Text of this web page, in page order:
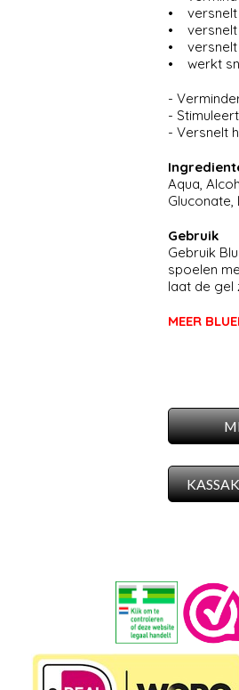
• versnelt
• versnelt
• versnelt
• werkt
-
-
- Versnelt
Aqua,
Gluconate,
Gebruik
Gebruik
spoelen
laat de gel
MEER